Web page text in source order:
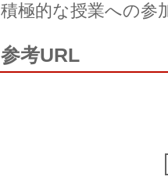
積極的な授業への参
参考URL